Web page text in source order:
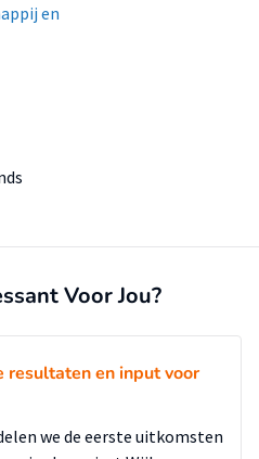
en
Voor Jou?
resultaten en input voor
we de eerste uitkomsten